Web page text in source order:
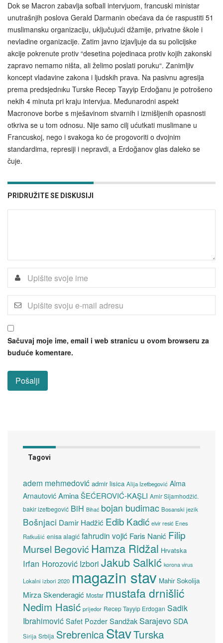
Dok se Macron zabavlja sofball intervjuom, francuski ministar
unutrašnjih poslova Gerald Darmanin obećava da će raspustiti 51
muslimansku organizaciju, uključujući džamije, privatne škole i
nevladine organizacije. Zatim javno izjavljuje da su policijske
akcije pokrenute protiv “desetina pojedinaca protiv kojih zakonski
zapravo nemamo ništa, ali želimo poslati poruku“. Zanimljiv
koncept vladavine zakona i ljudskih prava. Na pasivnu agresija
prema predsjednıku Turske Recep Tayyip Erdoğanu je potrošeno
nekih 4 minuta pri kraju intervjua. Međunarodni aspekt
Macronove borbe s mješavinom stvarnih i izmišljenih opasnosti
otkriva se u tom odnosu. Nije samo cilj ućutkati muslimane u
Francuskoj, nego i svakoga ko će progovoriti o dvojnim
standardima, represiji i nepravdi, a Erdoğanov glas daleko se
čuje.
PRIDRUŽITE SE DISKUSIJI
Sačuvaj moje ime, email i web stranicu u ovom browseru za
buduće komentare.
Tagovi
adem mehmedović admir lisica Alija Izetbegović Alma
Arnautović Amina ŠEĆEROVIĆ-KAŞLI Amir Sijamhodžić.
bakir izetbegović BiH Bihać bojan budimac Bosanski jezik
Bošnjaci Damir Hadžić Edib Kadić elvir resić Enes
Ratkušić enisa alagić fahrudin vojić Faris Nanić Filip
Mursel Begović Hamza Ridžal Hrvatska
Irfan Horozović Izbori Jakub Salkić korona virus
Lokalni izbori 2020 magazin stav Mahir Sokolija
Mirza Skenderagić Mostar mustafa drnišlić
Nedim Hasić prijedor Recep Tayyip Erdogan Sadik
Ibrahimović Safet Pozder SandžakSarajevoSDA
Sirija Srbija SrebrenicaStavTurska